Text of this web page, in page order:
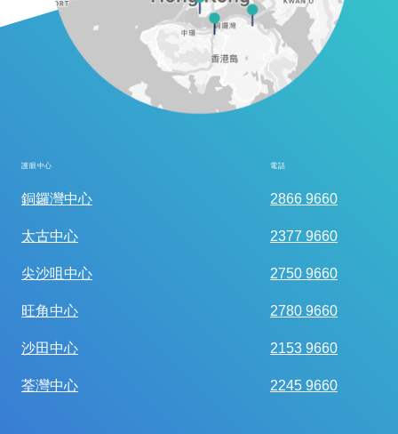
護眼中心 電話
銅鑼灣中心 2866 9660
太古中心 2377 9660
尖沙咀中心 2750 9660
旺角中心 2780 9660
沙田中心 2153 9660
荃灣中心 2245 9660